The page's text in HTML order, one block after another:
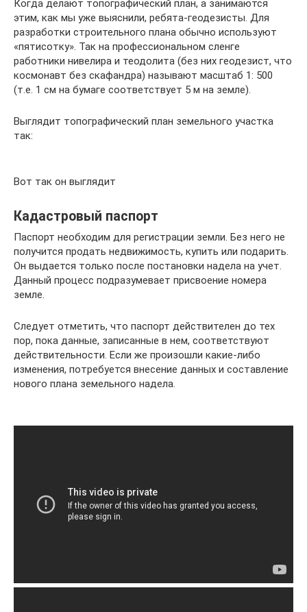
Когда делают топографический план, а занимаются
этим, как мы уже выяснили, ребята-геодезисты. Для
разработки строительного плана обычно используют
«пятисотку». Так на профессиональном сленге
работники нивелира и теодолита (без них геодезист, что
космонавт без скафандра) называют масштаб 1: 500
(т.е. 1 см на бумаге соответствует 5 м на земле).
Выглядит топографический план земельного участка
так:
Вот так он выглядит
Кадастровый паспорт
Паспорт необходим для регистрации земли. Без него не
получится продать недвижимость, купить или подарить.
Он выдается только после постановки надела на учет.
Данный процесс подразумевает присвоение номера
земле.
Следует отметить, что паспорт действителен до тех
пор, пока данные, записанные в нем, соответствуют
действительности. Если же произошли какие-либо
изменения, потребуется внесение данных и составление
нового плана земельного надела.